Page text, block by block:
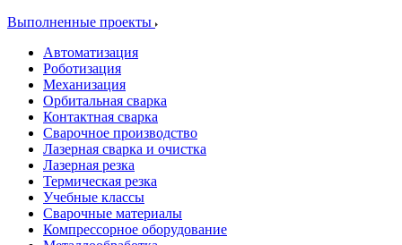
Выполненные проекты
Автоматизация
Роботизация
Механизация
Орбитальная сварка
Контактная сварка
Сварочное производство
Лазерная сварка и очистка
Лазерная резка
Термическая резка
Учебные классы
Сварочные материалы
Компрессорное оборудование